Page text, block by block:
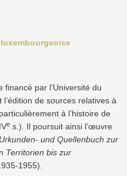
financé par l’Université du
de sources relatives à
à l’histoire de
e s.). Il poursuit ainsi l’œuvre
Urkunden- und Quellenbuch zur
Territorien bis zur
1955).